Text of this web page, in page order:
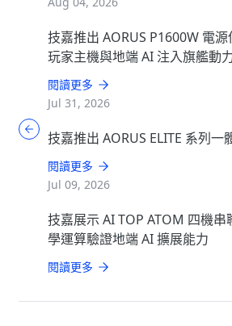
技嘉推出 AORUS P1600W 電
玩家主機與地端 AI 注入旗艦動
閱讀更多
Jul 31, 2026
技嘉推出 AORUS ELITE 系列一
閱讀更多
Jul 09, 2026
技嘉展示 AI TOP ATOM 四機串
學運算驗證地端 AI 擴展能力
閱讀更多